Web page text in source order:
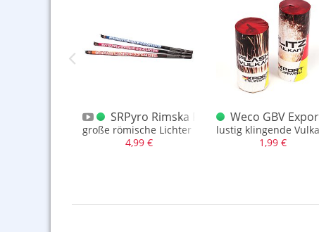
Maxi XL - Sortiment
Set mit sehr vielen Fontänen
SRPyro Rimska Römisches Lichter
große römische Lichter mit vers. Effekten
4,99 €
Weco GBV
lustig klingende
1,99 €